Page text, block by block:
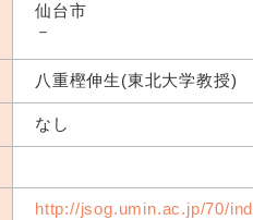
仙台市
－
八重樫伸生(東北大学教授)
なし
http://jsog.umin.ac.jp/70/